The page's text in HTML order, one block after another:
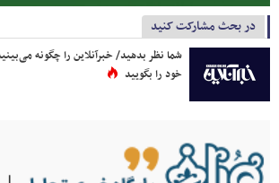
در بحث مشارکت کنید
شما نظر بدهید/ خبرآنلاین را چگونه
خود را بگویید